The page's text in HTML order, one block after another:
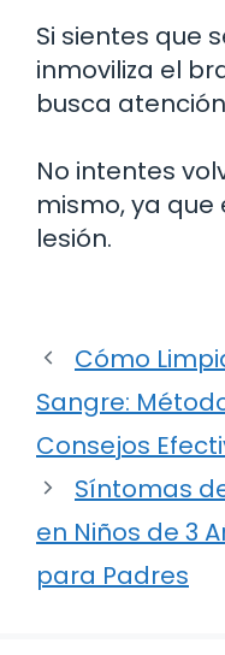
Si sientes que
inmoviliza el
busca
No intentes
mismo, ya
lesión.
Cómo
Sangre:
Consejos
Síntomas
en Niños de 3
para Padres